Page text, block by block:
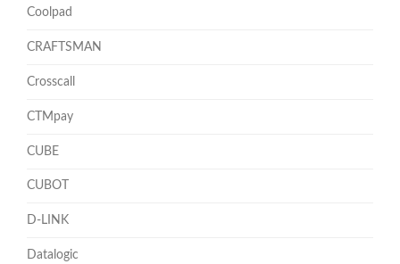
Coolpad
CRAFTSMAN
Crosscall
CTMpay
CUBE
CUBOT
D-LINK
Datalogic